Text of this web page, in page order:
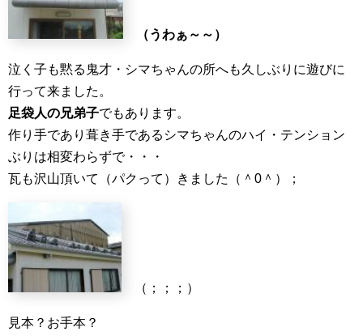
（うわぁ～～）
泣く子も黙る鬼才・シマちゃんの所へも久しぶりに遊びに
行って来ました。
足袋人の兄弟子でもあります。
作り手であり葺き手であるシマちゃんのハイ・テンション
ぶりは相変わらずで・・・
瓦も沢山頂いて（パクって）きました（＾0＾）；
（；；；）
見本？お手本？